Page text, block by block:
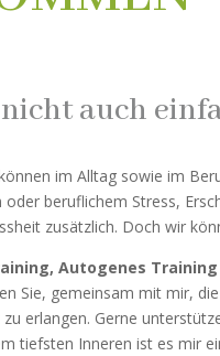
auch
im Alltag sowie im
oder beruflichem Stress,
zusätzlich. Doch wir
Autogenes
Sie, gemeinsam mit mir,
erlangen. Gerne
tiefsten Inneren ist es mir